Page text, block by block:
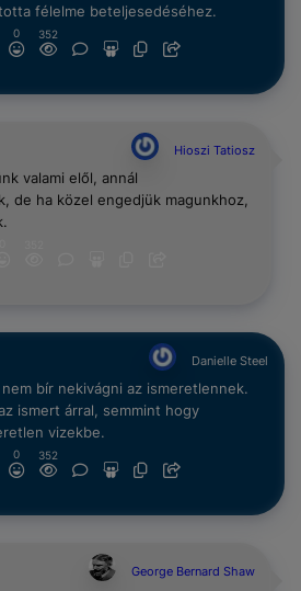
félelme beteljesedéséhez.
0 352
Hioszi Tatiosz
valami elől, annál
de ha közel engedjük magunkhoz,
Danielle Steel
bír nekivágni az ismeretlennek.
ismert árral, semmint hogy
vizekbe.
0 352
George Bernard Shaw